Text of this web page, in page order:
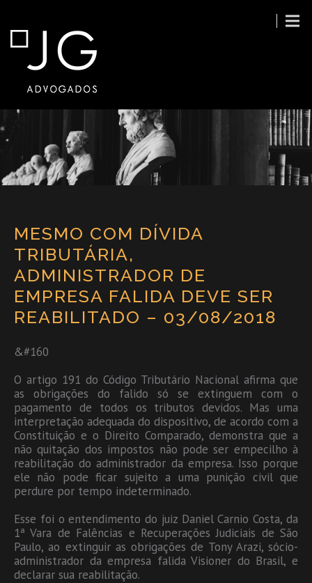
MESMO COM DÍVIDA
TRIBUTÁRIA,
ADMINISTRADOR DE
EMPRESA FALIDA DEVE SER
REABILITADO – 03/08/2018
&#160
O artigo 191 do Código Tributário Nacional afirma que
as obrigações do falido só se extinguem com o
pagamento de todos os tributos devidos. Mas uma
interpretação adequada do dispositivo, de acordo com a
Constituição e o Direito Comparado, demonstra que a
não quitação dos impostos não pode ser empecilho à
reabilitação do administrador da empresa. Isso porque
ele não pode ficar sujeito a uma punição civil que
perdure por tempo indeterminado.
Esse foi o entendimento do juiz Daniel Carnio Costa, da
1ª Vara de Falências e Recuperações Judiciais de São
Paulo, ao extinguir as obrigações de Tony Arazi, sócio-
administrador da empresa falida Visioner do Brasil, e
declarar sua reabilitação.